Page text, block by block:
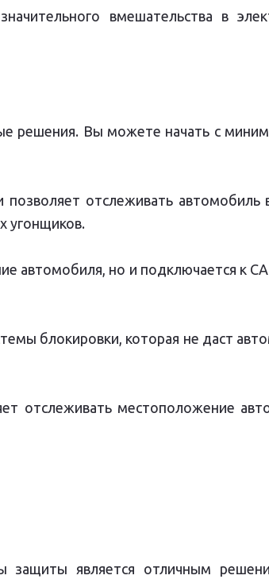
вмешательства в
решения. Вы можете начать с
отслеживать автомобиль
угонщиков.
автомобиля, но и подключается к
блокировки, которая не даст
отслеживать местоположение
защиты является отличным